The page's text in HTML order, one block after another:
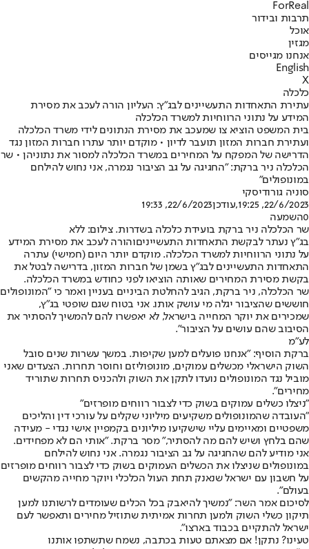
ForReal
תרבות ובידור
אוכל
מגזין
אנחנו מגייסים
English
X
כלכלה
עתירת התאחדות התעשיינים לבג"ץ: העליון הורה לעכב את מסירת
המידע על נתוני הרווחיות למשרד הכלכלה
בית המשפט הוציא צו שמעכב את מסירת הנתונים לידי משרד הכלכלה
ועתירת חברות המזון תועבר לדיון • מוקדם יותר עתרו חברות המזון נגד
הדרישה של המפקח על המחירים במשרד הכלכלה למסור את נתוניהן • שר
הכלכלה ניר ברקת: "החגיגה על גב הציבור נגמרה, אני נחוש להילחם
במונופולים"
סוניה גורודיסקי
22/6/2023, 19:25
,עודכן22/6/2023, 19:33
0השמעה
שר הכלכלה ניר ברקת בועידת כלכלה בשדרות. צילום: ללא
בג"ץ נעתר לבקשת התאחדות התעשייניםוהורה לעכב את מסירת המידע
על נתוני הרווחיות למשרד הכלכלה. מוקדם יותר היום (חמישי) עתרה
התאחדות התעשיינים לבג"ץ בשמן של חברות המזון, בדרישה לבטל את
בקשת מסירת המחירים שאותה הוציאו לפני כחודש במשרד הכלכלה.
שר הכלכלה, ניר ברקת, הגיב להחלטת הביניים בעניין ואמר כי ״המונופולים
חוששים שהציבור יגלה מי עושק אותו. אני בטוח שגם שופטי בג״ץ,
שמכירים את יוקר המחייה בישראל, לא יאפשרו להם להמשיך להסתיר את
הסיבוב שהם עושים על הציבור".
לע"מ
ברקת הוסיף: "אנחנו פועלים למען שקיפות. במשך עשרות שנים סובל
השוק הישראלי מכשלים עמוקים, מונופוליזם וחוסר תחרות. הצעדים שאני
מוביל נגד המונופולים נועדו לתקן את השוק ולהכניס תחרות שתוריד
מחירים".
"ניצלו כשלים עמוקים בשוק כדי לצבור רווחים מופרזים"
"העובדה שהמונופולים משקיעים מיליוני שקלים על עורכי דין והליכים
משפטיים ומאיימים עליי שישקיעו מיליונים בקמפיין אישי נגדי - מעידה
שהם בלחץ ושיש להם מה להסתיר," מסר ברקת. "אותי הם לא מפחידים.
אני מודיע להם שהחגיגה על גב הציבור נגמרה. אני נחוש להילחם
במונופולים שניצלו את הכשלים העמוקים בשוק כדי לצבור רווחים מופרזים
על חשבון עם ישראל שנאנק תחת העול הכלכלי ויוקר מחייה מהקשים
בעולם".
לסיכום אמר השר: "נמשיך להיאבק בכל הכלים שעומדים לרשותנו למען
תיקון כשלי השוק ולמען תחרות אמיתית שתוזיל מחירים ותאפשר לעם
ישראל להתקיים בכבוד בארצו״.
טעינו? נתקן! אם מצאתם טעות בכתבה, נשמח שתשתפו אותנו